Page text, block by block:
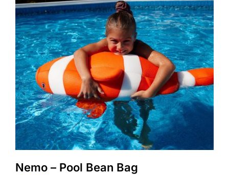
Nemo – Pool Bean Bag